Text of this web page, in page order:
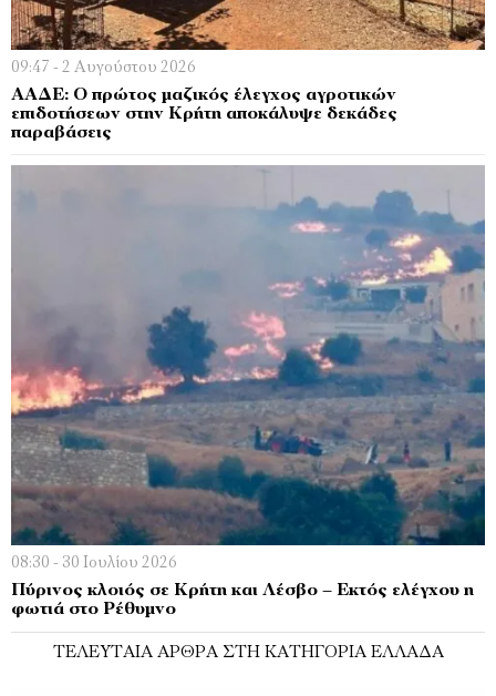
09:47 - 2 Αυγούστου 2026
ΑΑΔΕ: Ο πρώτος μαζικός έλεγχος αγροτικών
επιδοτήσεων στην Κρήτη αποκάλυψε δεκάδες
παραβάσεις
08:30 - 30 Ιουλίου 2026
Πύρινος κλοιός σε Κρήτη και Λέσβο – Εκτός ελέγχου η
φωτιά στο Ρέθυμνο
ΤΕΛΕΥΤΑΊΑ ΆΡΘΡΑ ΣΤΗ ΚΑΤΗΓΟΡΊΑ ΕΛΛΆΔΑ